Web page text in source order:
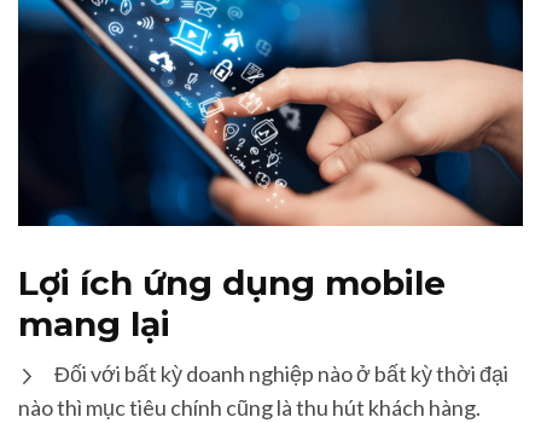
Lợi ích ứng dụng mobile
mang lại
Đối với bất kỳ doanh nghiệp nào ở bất kỳ thời đại
nào thì mục tiêu chính cũng là thu hút khách hàng.